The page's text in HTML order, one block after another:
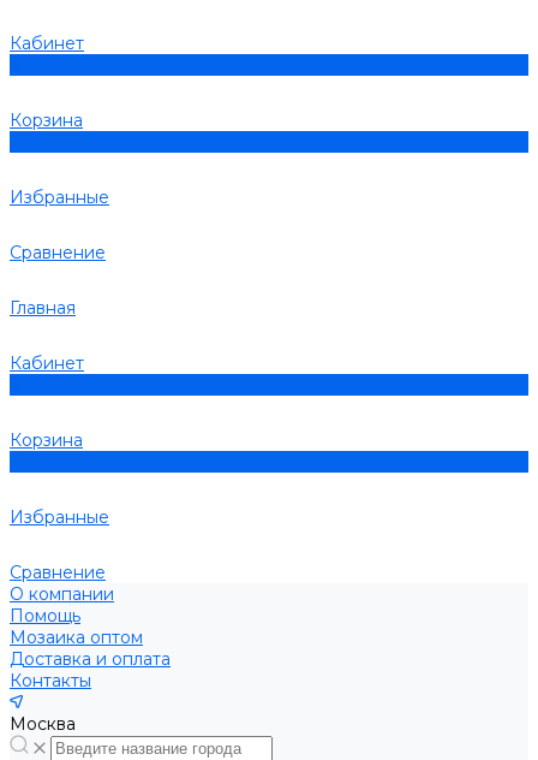
Кабинет
Корзина
Избранные
Сравнение
Главная
Кабинет
Корзина
Избранные
Сравнение
О компании
Помощь
Мозаика оптом
Доставка и оплата
Контакты
Москва